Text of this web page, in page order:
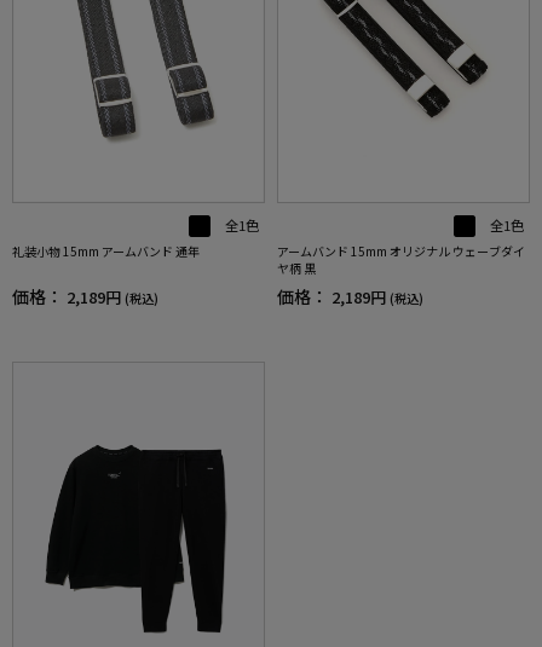
全1色
礼装小物 15mm アームバンド 通年
価格： 2,189円 (税込)
全1色
アームバンド 15mm オリジナル ウェーブダイ
ヤ柄 黒
価格： 2,189円 (税込)